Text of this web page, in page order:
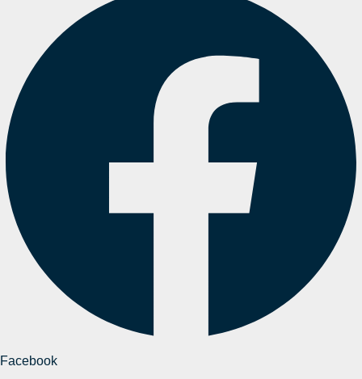
Facebook